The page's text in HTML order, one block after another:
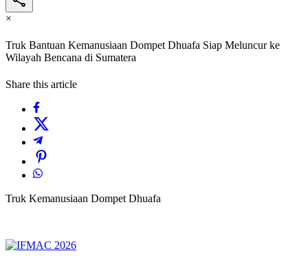
×
Truk Bantuan Kemanusiaan Dompet Dhuafa Siap Meluncur ke
Wilayah Bencana di Sumatera
Share this article
Truk Kemanusiaan Dompet Dhuafa